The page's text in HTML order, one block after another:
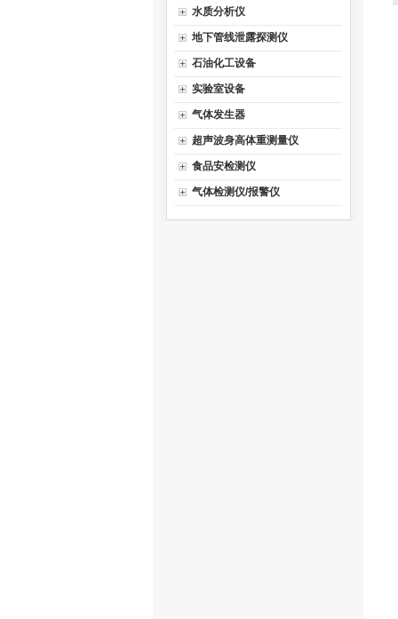
水质分析仪
地下管线泄露探测仪
石油化工设备
实验室设备
气体发生器
超声波身高体重测量仪
食品安检测仪
气体检测仪/报警仪